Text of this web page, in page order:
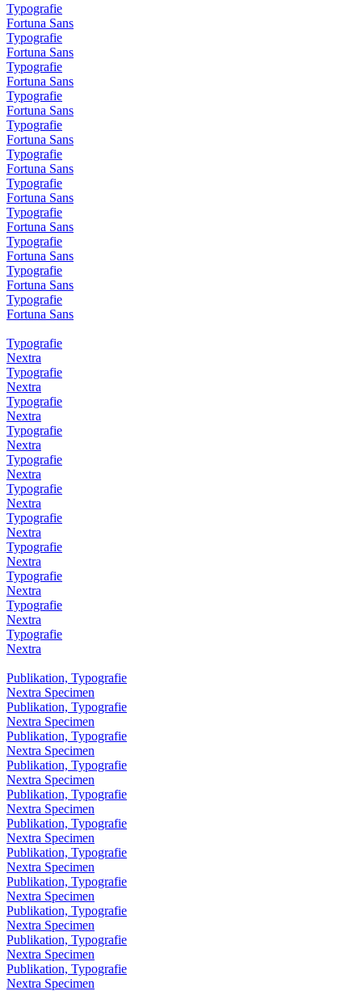
Typografie
Fortuna Sans
Typografie
Fortuna Sans
Typografie
Fortuna Sans
Typografie
Fortuna Sans
Typografie
Fortuna Sans
Typografie
Fortuna Sans
Typografie
Fortuna Sans
Typografie
Fortuna Sans
Typografie
Fortuna Sans
Typografie
Fortuna Sans
Typografie
Fortuna Sans
Typografie
Nextra
Typografie
Nextra
Typografie
Nextra
Typografie
Nextra
Typografie
Nextra
Typografie
Nextra
Typografie
Nextra
Typografie
Nextra
Typografie
Nextra
Typografie
Nextra
Typografie
Nextra
Publikation, Typografie
Nextra Specimen
Publikation, Typografie
Nextra Specimen
Publikation, Typografie
Nextra Specimen
Publikation, Typografie
Nextra Specimen
Publikation, Typografie
Nextra Specimen
Publikation, Typografie
Nextra Specimen
Publikation, Typografie
Nextra Specimen
Publikation, Typografie
Nextra Specimen
Publikation, Typografie
Nextra Specimen
Publikation, Typografie
Nextra Specimen
Publikation, Typografie
Nextra Specimen